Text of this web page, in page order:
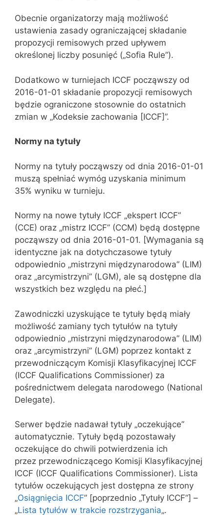
Obecnie organizatorzy mają możliwość
ustawienia zasady ograniczającej składanie
propozycji remisowych przed upływem
określonej liczby posunięć („Sofia Rule”).
Dodatkowo w turniejach ICCF począwszy od
2016-01-01 składanie propozycji remisowych
będzie ograniczone stosownie do ostatnich
zmian w „Kodeksie zachowania [ICCF]”.
Normy na tytuły
Normy na tytuły począwszy od dnia 2016-01-01
muszą spełniać wymóg uzyskania minimum
35% wyniku w turnieju.
Normy na nowe tytuły ICCF „ekspert ICCF”
(CCE) oraz „mistrz ICCF” (CCM) będą dostępne
począwszy od dnia 2016-01-01. [Wymagania są
identyczne jak na dotychczasowe tytuły
odpowiednio „mistrzyni międzynarodowa” (LIM)
oraz „arcymistrzyni” (LGM), ale są dostępne dla
wszystkich bez względu na płeć.]
Zawodniczki uzyskujące te tytuły będą miały
możliwość zamiany tych tytułów na tytuły
odpowiednio „mistrzyni międzynarodowa” (LIM)
oraz „arcymistrzyni” (LGM) poprzez kontakt z
przewodniczącym Komisji Klasyfikacyjnej ICCF
(ICCF Qualifications Commissioner) za
pośrednictwem delegata narodowego (National
Delegate).
Serwer będzie nadawał tytuły „oczekujące”
automatycznie. Tytuły będą pozostawały
oczekujące do chwili potwierdzenia ich
przez przewodniczącego Komisji Klasyfikacyjnej
ICCF (ICCF Qualifications Commissioner). Lista
tytułów oczekujących jest dostępna ze strony
„Osiągnięcia ICCF” [poprzednio „Tytuły ICCF”] –
„Lista tytułów w trakcie rozstrzygania„.